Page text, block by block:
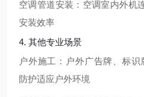
空调管道安装：空调室内外机
安装效率
4. 其他专业场景
户外施工：户外广告牌、标
防护适应户外环境